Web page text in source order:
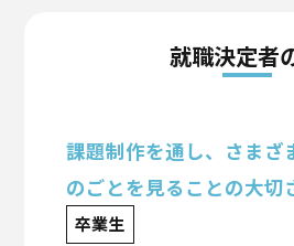
就職決定者
課題制作を通し、さまざ
のごとを見ることの大切
卒業生